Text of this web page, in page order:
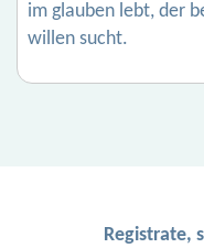
im glauben lebt, der
willen sucht.
Registrate,